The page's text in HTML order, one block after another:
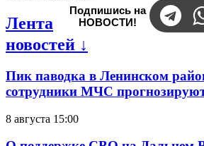
Подпишись на
НОВОСТИ!
Лента
новостей ↓
Пик паводка в Ленинском
сотрудники МЧС прогнозируют
8 августа 15:00